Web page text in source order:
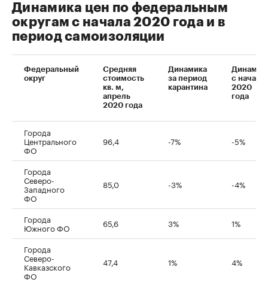
Динамика цен по федеральным
округам с начала 2020 года и в
период самоизоляции
Федеральный
округ
Средняя
стоимость
кв. м,
апрель
2020 года
Динамика
за период
карантина
с начала
2020
года
Города
Центрального
ФО
96,4 -7% -5%
Города
Северо-
Западного
ФО
85,0 -3% -4%
Города
Южного ФО 65,6 3% 1%
Города
Северо-
Кавказского
ФО
47,4 1% 4%